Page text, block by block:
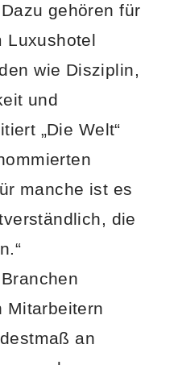
gehören für
Luxushotel
wie Disziplin,
und
„Die Welt“
manche ist es
die
Mitarbeitern
an